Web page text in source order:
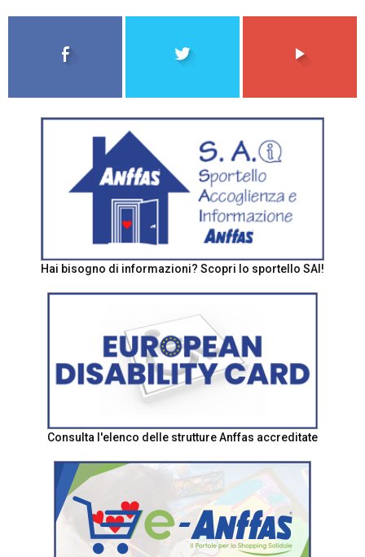
Hai bisogno di informazioni? Scopri lo sportello SAI!
Consulta l'elenco delle strutture Anffas accreditate